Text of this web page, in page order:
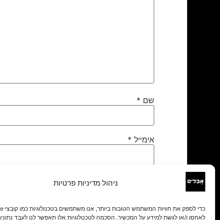
ניהול מדיניות פרטיות
לאחסן ו/או לגשת למידע על המכשיר. הסכמה לטכנולוגיות אלו תאפשר לנו לעבד
שם *
אימייל *